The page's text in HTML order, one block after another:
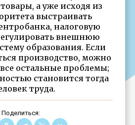
а уже исходя из
выстраивать
налоговую
внешнюю
образования. Если
производство, можно
остальные проблемы;
становится тогда
труда.
Поделиться: